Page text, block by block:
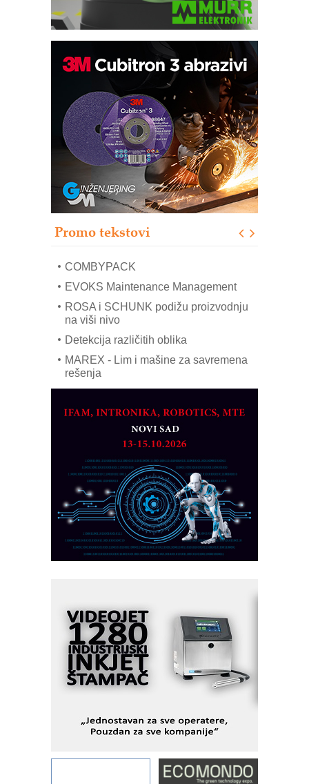
Promo tekstovi
Bezbednost na prvom mestu!
IB BLUMENAUER - više od 40 godina
poverenja u industriji
RMQ-TITAN ADVANCED INDICATOR
– Pametna signalizacija za efikasnije
upravljanje mašinama
Sigurnije ispitivanje transformatora u
solarnim elektranama i vetroparkovima
Pranje točkova na gradilištu- standard
modernog i odgovornog građenja
mrežnog pretvarača sa tečnim
COMBYPACK
EVOKS Maintenance Management
ROSA i SCHUNK podižu proizvodnju
na viši nivo
Detekcija različitih oblika
MAREX - Lim i mašine za savremena
rešenja
partner
CTO - Prilagodite svoju toplinsku
Razvoj asortimanskog pravca MINI-
PLC AKYTEC
AUKOM: Svetski standard metrologije
dostupan u Srbiji
MOTOMAN – NEXT-Robotika vođena
veštačkom inteligencijom
I.SAFE MOBILE revolucioniše
Fleksibilno stezanje i brzo
podešavanje u proizvodnji prototipova
KIP KOP – napredna rešenja za
savremene industrijske i logističke
objekte
Alba d.o.o. – 35 godina preciznosti u
IBeRTIM - oprema za ispitivanje
STAUFF – Komponente koje
povećavaju pouzdanost hidrauličkih